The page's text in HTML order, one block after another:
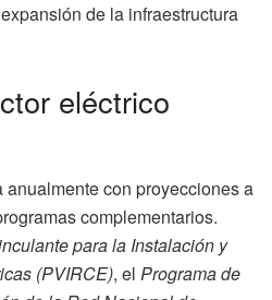
de la infraestructura
eléctrico
anualmente con proyecciones a
complementarios.
para la Instalación y
(PVIRCE), el Programa de